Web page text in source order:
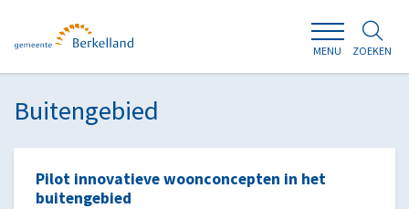
MENU ZOEKEN
Buitengebied
Pilot innovatieve woonconcepten in het
buitengebied